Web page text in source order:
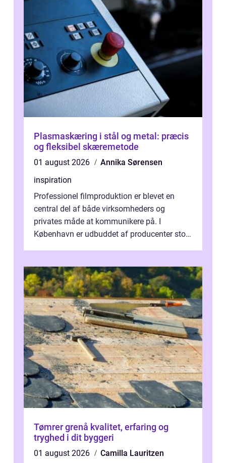
Plasmaskæring i stål og metal: præcis
og fleksibel skæremetode
01 august 2026
Annika Sørensen
inspiration
Professionel filmproduktion er blevet en
central del af både virksomheders og
privates måde at kommunikere på. I
København er udbuddet af producenter stort,
Tømrer grenå kvalitet, erfaring og
tryghed i dit byggeri
01 august 2026 Camilla Lauritzen